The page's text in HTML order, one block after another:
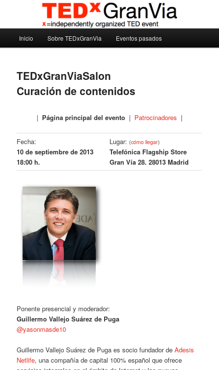
principalTEDxGranVia
Madrid – España – Spain
Inicio Sobre TEDxGranVia Eventos pasados
TEDxGranViaSalon
Curación de contenidos
| Página principal del evento | Patrocinadores |
Fecha:
10 de septiembre de 2013
18:00 h.
Lugar:(cómo llegar)
Telefónica Flagship Store
Gran Vía 28. 28013 Madrid
Ponente presencial y moderador:
Guillermo Vallejo Suárez de Puga
@yasonmasde10
Guillermo Vallejo Suárez de Puga es socio fundador deAdesis
Netlife, una compañía de capital 100% español que ofrece